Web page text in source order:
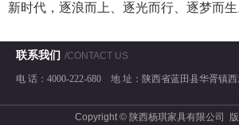
新时代，逐浪而上、逐光而行、逐梦而生
联系我们 /CONTACT US
电 话：4000-222-680 地 址：陕西省蓝田县华胥镇
Copyright © 陕西杨琪家具有限公司